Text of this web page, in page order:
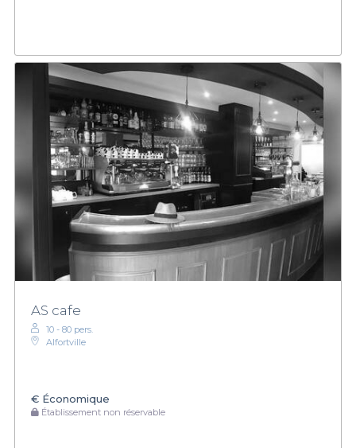
AS cafe
10 - 80 pers.
Alfortville
€ Économique
Établissement non réservable